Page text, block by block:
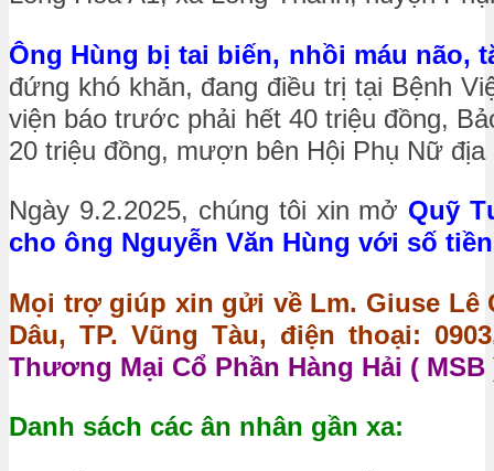
Ông Hùng bị tai biến, nhồi máu não,
đứng khó khăn, đang điều trị tại Bệnh
viện báo trước phải hết 40 triệu đồng,
20 triệu đồng, mượn bên Hội Phụ Nữ
Ngày 9.2.2025, chúng tôi xin mở Quỹ
cho ông Nguyễn Văn Hùng với số
Mọi trợ giúp xin gửi về Lm. Giuse Lê
Dâu, TP. Vũng Tàu, điện thoại:
Thương Mại Cổ Phần Hàng Hải ( MSB
Danh sách các ân nhân gần xa: